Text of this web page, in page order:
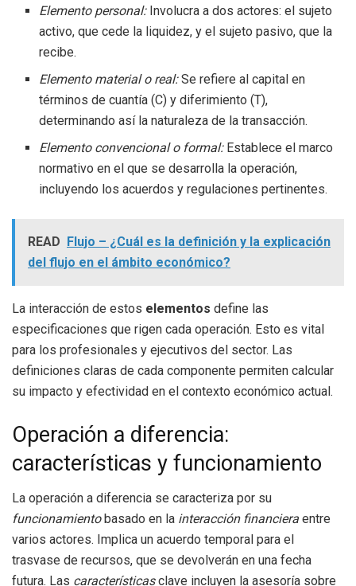
Elemento personal:Involucra a dos actores: el sujeto
activo, que cede la liquidez, y el sujeto pasivo, que la
recibe.
Elemento material o real:Se refiere al capital en
términos de cuantía (C) y diferimiento (T),
determinando así la naturaleza de la transacción.
Elemento convencional o formal:Establece el marco
normativo en el que se desarrolla la operación,
incluyendo los acuerdos y regulaciones pertinentes.
READ Flujo – ¿Cuál es la definición y la explicación
del flujo en el ámbito económico?
La interacción de estos elementos define las
especificaciones que rigen cada operación. Esto es vital
para los profesionales y ejecutivos del sector. Las
definiciones claras de cada componente permiten calcular
su impacto y efectividad en el contexto económico actual.
Operación a diferencia:
características y funcionamiento
La operación a diferencia se caracteriza por su
funcionamientobasado en la interacción financiera entre
varios actores. Implica un acuerdo temporal para el
trasvase de recursos, que se devolverán en una fecha
futura. Las característicasclave incluyen la asesoría sobre